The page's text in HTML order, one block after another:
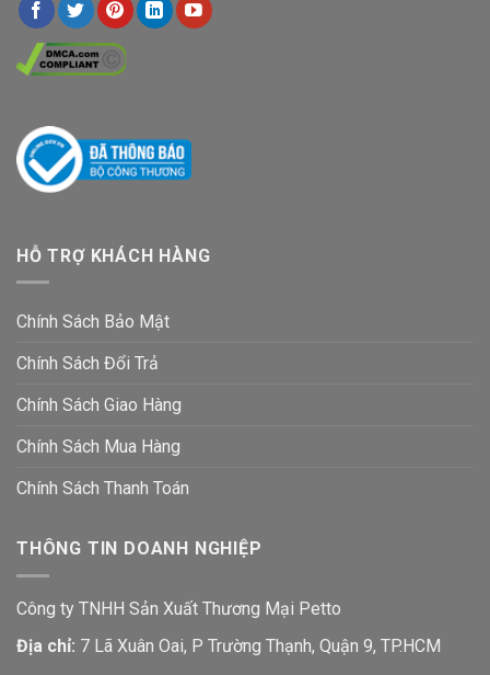
HỖ TRỢ KHÁCH HÀNG
Chính Sách Bảo Mật
Chính Sách Đổi Trả
Chính Sách Giao Hàng
Chính Sách Mua Hàng
Chính Sách Thanh Toán
THÔNG TIN DOANH NGHIỆP
Công ty TNHH Sản Xuất Thương Mại Petto
Địa chỉ: 7 Lã Xuân Oai, P Trường Thạnh, Quận 9, TP.HCM